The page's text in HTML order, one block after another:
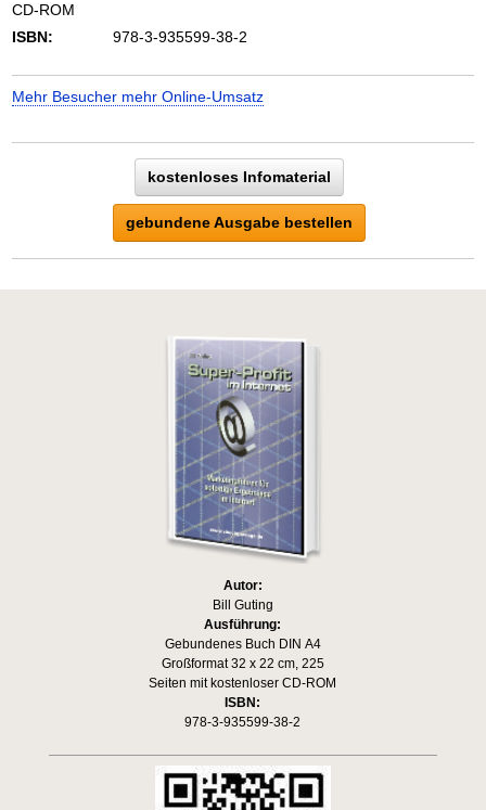
CD-ROM
ISBN:
978-3-935599-38-2
Mehr Besucher mehr Online-Umsatz
kostenloses Infomaterial
gebundene Ausgabe bestellen
Autor:
Bill Guting
Ausführung:
Gebundenes Buch DIN A4
Großformat 32 x 22 cm, 225
Seiten mit kostenloser CD-ROM
ISBN:
978-3-935599-38-2